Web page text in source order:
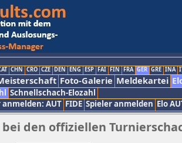
CHN CRO CZE DEN ENG ESP FAI FIN FRA GER GRE INA
Foto-Galerie Meldekartei
Schnellschach-Elozahl
AUT FIDE Spieler anmelden Elo
den offiziellen